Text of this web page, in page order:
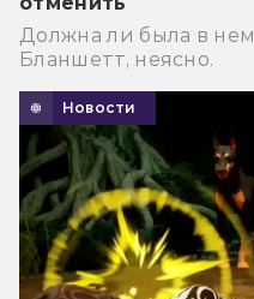
Должна ли была в
Бланшетт, неясно.
Новости